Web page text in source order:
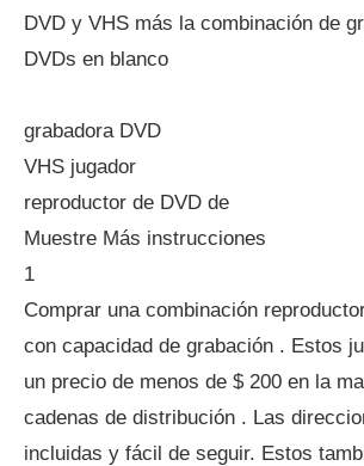
DVD y VHS más la combinación de
DVDs en blanco
grabadora DVD
VHS jugador
reproductor de DVD de
Muestre Más instrucciones
1
Comprar una combinación
con capacidad de grabación . Estos
un precio de menos de $ 200 en la
cadenas de distribución . Las
incluidas y fácil de seguir. Estos